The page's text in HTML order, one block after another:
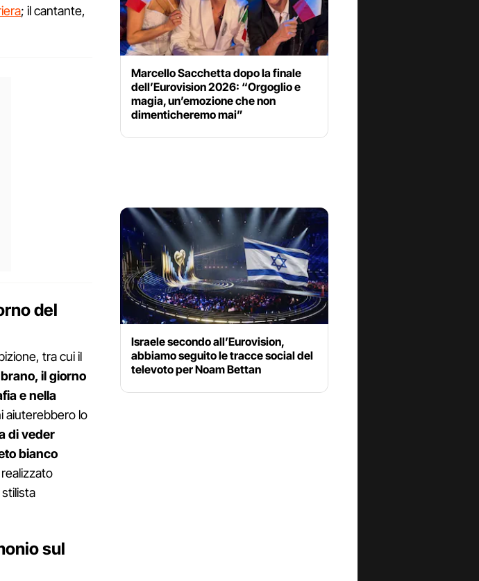
; il cantante,
del
tra cui il
il giorno
e nella
aiuterebbero lo
di veder
bianco
sul
Marcello Sacchetta dopo la finale
dell’Eurovision 2026: “Orgoglio e
magia, un’emozione che non
dimenticheremo mai”
Israele secondo all’Eurovision,
abbiamo seguito le tracce social del
televoto per Noam Bettan